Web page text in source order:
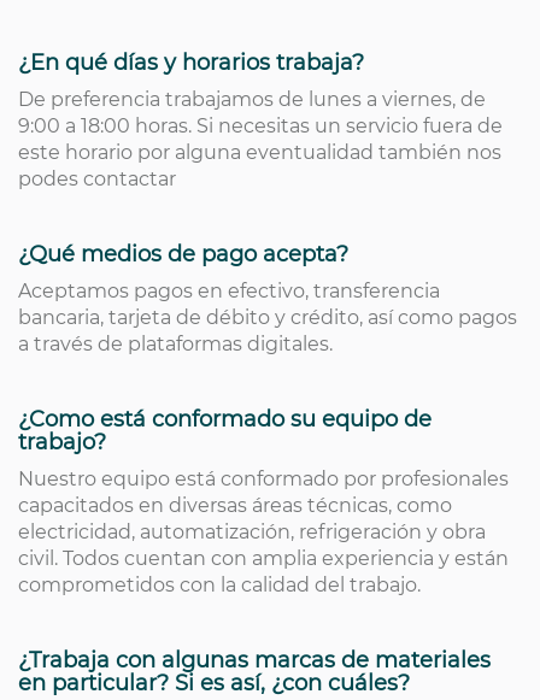
¿En qué días y horarios trabaja?
De preferencia trabajamos de lunes a viernes, de
9:00 a 18:00 horas. Si necesitas un servicio fuera de
este horario por alguna eventualidad también nos
podes contactar
¿Qué medios de pago acepta?
Aceptamos pagos en efectivo, transferencia
bancaria, tarjeta de débito y crédito, así como pagos
a través de plataformas digitales.
¿Como está conformado su equipo de
trabajo?
Nuestro equipo está conformado por profesionales
capacitados en diversas áreas técnicas, como
electricidad, automatización, refrigeración y obra
civil. Todos cuentan con amplia experiencia y están
comprometidos con la calidad del trabajo.
¿Trabaja con algunas marcas de materiales
en particular? Si es así, ¿con cuáles?